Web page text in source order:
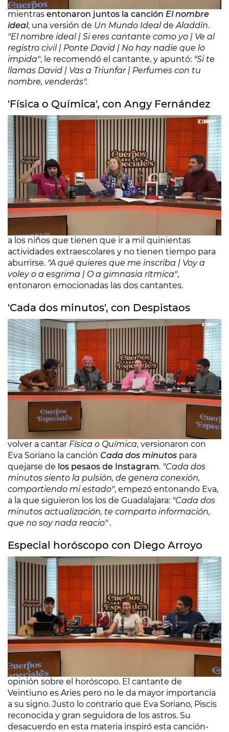
y por eso, en su visita al programa, le pidió ayuda
mientras entonaron juntos la canción El nombre
ideal, una versión de Un Mundo IdealdeAladdín.
"El nombre ideal | Si eres cantante como yo | Ve al
registro civil | Ponte David | No hay nadie que lo
impida", le recomendó el cantante, y apuntó: "Si te
llamas David | Vas a Triunfar | Perfumes con tu
nombre, venderás".
'Física o Química', con Angy Fernández
La canción de la cabecera de
sirvió
para que Eva Soriano y Angy Fernández diesen voz
a los niños que tienen que ir a mil quinientas
actividades extraescolares y no tienen tiempo para
aburrirse. "A qué quieres que me inscriba | Voy a
voley o a esgrima | O a gimnasia rítmica",
entonaron emocionadas las dos cantantes.
'Cada dos minutos', con Despistaos
Los Despistaosestuvieron en el programa después
de la visita de Angy Fernández y, como ya no iban a
volver a cantar Física o Química, versionaron con
Eva Soriano la canción Cada dos minutos para
quejarse de los pesaos de Instagram. "Cada dos
minutos siento la pulsión, de genera conexión,
compartiendo mi estado", empezó entonando Eva,
a la que siguieron los los de Guadalajara: "Cada dos
minutos actualización, te comparto información,
que no soy nada reacio" .
Especial horóscopo con Diego Arroyo
La única canción con música original es la de
Eva
Soriano y Diego Arroyo
opinión sobre el horóscopo. El cantante de
Veintiuno es Aries pero no le da mayor importancia
a su signo. Justo lo contrario que Eva Soriano, Piscis
reconocida y gran seguidora de los astros. Su
desacuerdo en esta materia inspiró esta canción-